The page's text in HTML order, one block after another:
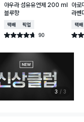
아우라 섬유유연제 200 ml
블루향
택배배송매장픽업
별점 4.7점 90
건 작성
아로
라벤
택배
별점
3 3